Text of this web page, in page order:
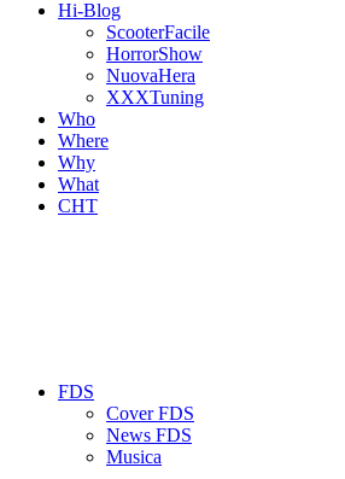
Hi-Blog
ScooterFacile
HorrorShow
NuovaHera
XXXTuning
Who
Where
Why
What
CHT
FDS
Cover FDS
News FDS
Musica